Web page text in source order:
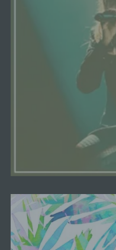
Zeichenfolge, durch
Server dem
werden können, in
wurde. Dies
Internetseiten und
Browser der
zu unterscheiden.
kann über die
und identifiziert
Durch den Einsatz
dieser Internetseite
bereitstellen, die
möglich wären.
Mittels eines
und Angebote auf
des Benutzers
ermöglichen uns,